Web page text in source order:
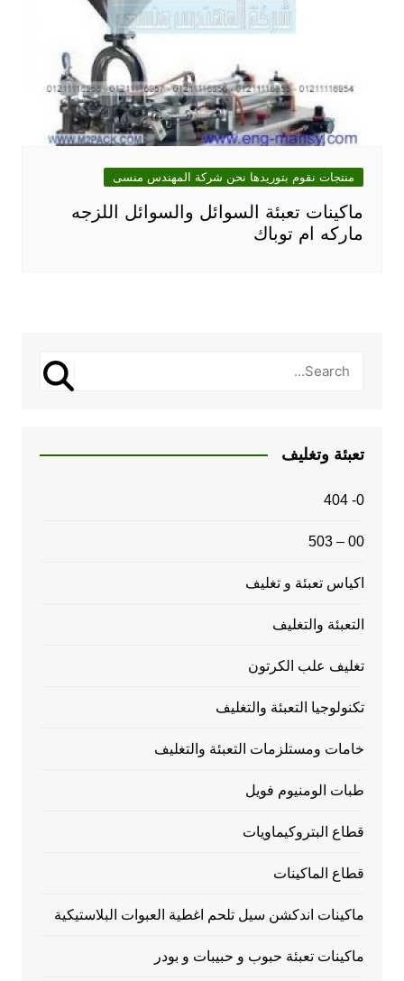
منتجات نقوم بتوريدها نحن شركة المهندس منسى
ماكينات تعبئة السوائل والسوائل اللزجه
ماركه ام توباك
تعبئة وتغليف
0- 404
00 – 503
اكياس تعبئة و تغليف
التعبئة والتغليف
تغليف علب الكرتون
تكنولوجيا التعبئة والتغليف
خامات ومستلزمات التعبئة والتغليف
طبات الومنيوم فويل
قطاع البتروكيماويات
قطاع الماكينات
ماكينات اندكشن سيل تلحم اغطية العبوات البلاستيكية
ماكينات تعبئة حبوب و حبيبات و بودر